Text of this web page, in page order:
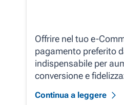
Offrire nel tuo e-
pagamento preferito
indispensabile per
conversione e
Continua a leggere